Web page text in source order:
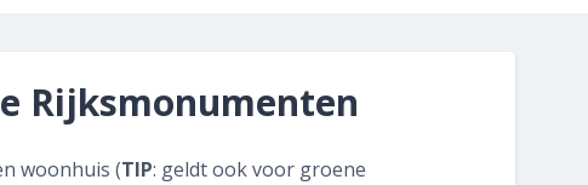
Rijksmonumenten
woonhuis (TIP: geldt ook voor groene
Hoe wij werken
Kennisbank